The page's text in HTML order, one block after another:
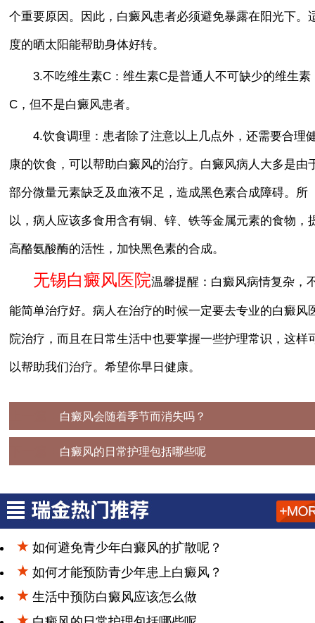
个重要原因。因此，白癜风患者必须避免暴露在阳光下。
度的晒太阳能帮助身体好转。
3.不吃维生素C：维生素C是普通人不可缺少的维生素
C，但不是白癜风患者。
4.饮食调理：患者除了注意以上几点外，还需要合理
康的饮食，可以帮助白癜风的治疗。白癜风病人大多是由
部分微量元素缺乏及血液不足，造成黑色素合成障碍。所
以，病人应该多食用含有铜、锌、铁等金属元素的食物，
高酪氨酸酶的活性，加快黑色素的合成。
无锡白癜风医院温馨提醒：白癜风病情复杂，
能简单治疗好。病人在治疗的时候一定要去专业的白癜风
院治疗，而且在日常生活中也要掌握一些护理常识，这样
以帮助我们治疗。希望你早日健康。
白癜风会随着季节而消失吗？
白癜风的日常护理包括哪些呢
如何避免青少年白癜风的扩散呢？
如何才能预防青少年患上白癜风？
生活中预防白癜风应该怎么做